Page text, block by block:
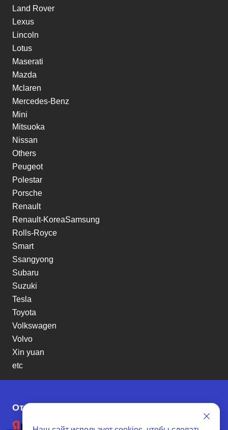
Land Rover
Lexus
Lincoln
Lotus
Maserati
Mazda
Mclaren
Mercedes-Benz
Mini
Mitsuoka
Nissan
Others
Peugeot
Polestar
Porsche
Renault
Renault-KoreaSamsung
Rolls-Royce
Smart
Ssangyong
Subaru
Suzuki
Tesla
Toyota
Volkswagen
Volvo
Xin yuan
etc
Отзывы о SENAT CARS